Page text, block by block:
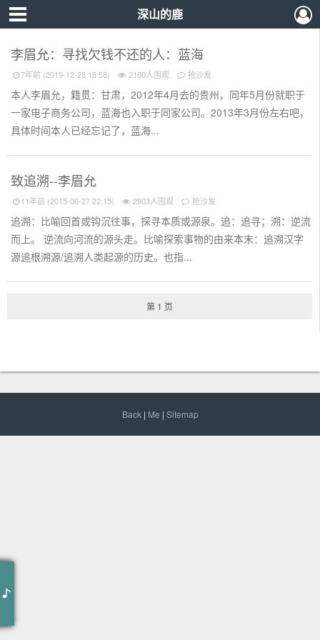
深山的鹿
李眉允：寻找欠钱不还的人：蓝海
7年前 (2019-12-28 18:58) 2180人围观 抢沙发
本人李眉允，籍贯：甘肃，2012年4月去的贵州，同年5月份就职于
一家电子商务公司，蓝海也入职于同家公司。2013年3月份左右吧，
具体时间本人已经忘记了，蓝海...
致追溯--李眉允
11年前 (2015-06-27 22:15) 2803人围观 抢沙发
追溯：比喻回首或钩沉往事，探寻本质或源泉。追：追寻；溯：逆流
而上。 逆流向河流的源头走。比喻探索事物的由来本末：追溯汉字
源追根溯源/追溯人类起源的历史。也指...
第 1 页
Back| Me | Sitemap